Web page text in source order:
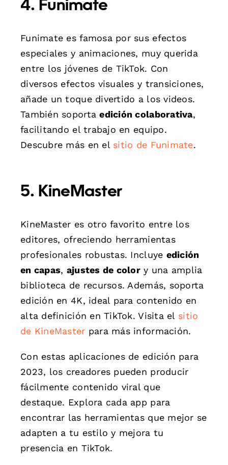
4. Funimate
Funimate es famosa por sus efectos
especiales y animaciones, muy querida
entre los jóvenes de TikTok. Con
diversos efectos visuales y transiciones,
añade un toque divertido a los videos.
También soportaedición colaborativa,
facilitando el trabajo en equipo.
Descubre más en el sitio de Funimate.
5. KineMaster
KineMaster es otro favorito entre los
editores, ofreciendo herramientas
profesionales robustas. Incluye edición
en capas, ajustes de color y una amplia
biblioteca de recursos. Además, soporta
edición en 4K, ideal para contenido en
alta definición en TikTok. Visita el sitio
de KineMaster para más información.
Con estas aplicaciones de edición para
2023, los creadores pueden producir
fácilmente contenido viral que
destaque. Explora cada app para
encontrar las herramientas que mejor se
adapten a tu estilo y mejora tu
presencia en TikTok.